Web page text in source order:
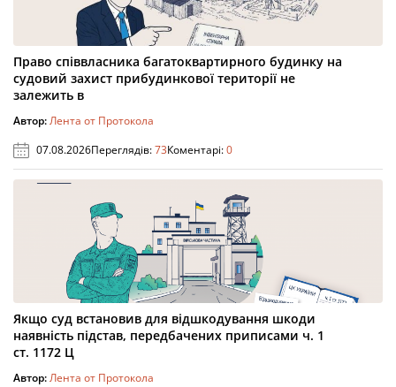
Право співвласника багатоквартирного будинку на
судовий захист прибудинкової території не
залежить в
Автор:Лента от Протокола
07.08.2026Переглядів:73Коментарі:0
Якщо суд встановив для відшкодування шкоди
наявність підстав, передбачених приписами ч. 1
ст. 1172 Ц
Автор:Лента от Протокола